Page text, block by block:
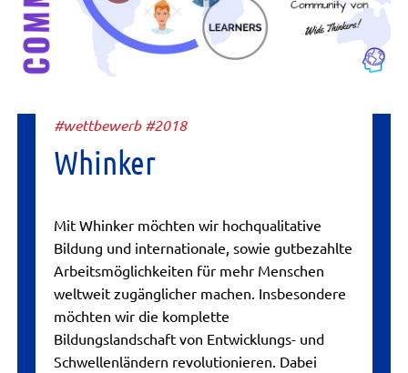
#wettbewerb #2018
Whinker
Mit Whinker möchten wir hochqualitative
Bildung und internationale, sowie gutbezahlte
Arbeitsmöglichkeiten für mehr Menschen
weltweit zugänglicher machen. Insbesondere
möchten wir die komplette
Bildungslandschaft von Entwicklungs- und
Schwellenländern revolutionieren. Dabei